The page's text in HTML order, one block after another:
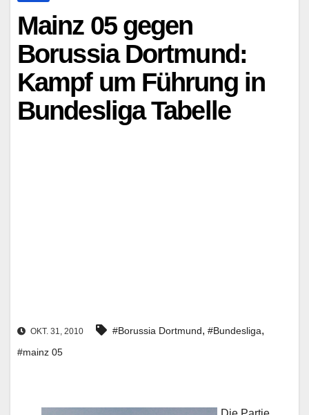
Mainz 05 gegen
Borussia Dortmund:
Kampf um Führung in
Bundesliga Tabelle
OKT. 31, 2010 #Borussia Dortmund, #Bundesliga,
#mainz 05